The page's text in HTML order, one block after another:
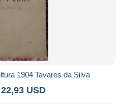
1904 Tavares da Silva
USD